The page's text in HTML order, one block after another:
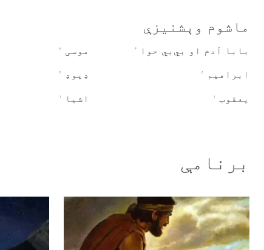
ماشوم وېشنيزې
بابا آدم او بي‌بي حوا ۴
ابراهیم ۸
یعقوب ۱
موسی ۳
ډیوډ ۴
اشیا ۱
برنامې